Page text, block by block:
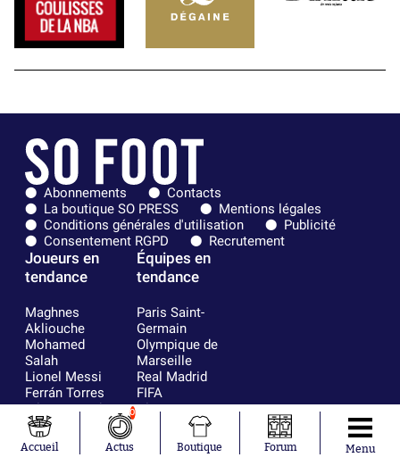
Abonnements
Contacts
La boutique SO PRESS
Mentions légales
Conditions générales d'utilisation
Publicité
Consentement RGPD
Recrutement
Joueurs en
tendance
Maghnes
Akliouche
Mohamed
Salah
Lionel Messi
Ferrán Torres
Kilian Corredor
Franco
Mastantuono
Orel Mangala
Équipes en
tendance
Paris Saint-
Germain
Olympique de
Marseille
Real Madrid
FIFA
Olympique
AS Monaco
FC Barcelone
Accueil
0
Actus Boutique Forum Menu